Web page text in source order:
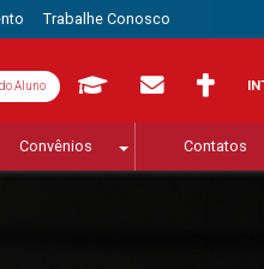
Trabalhe Conosco
Aluno
Convênios Contatos